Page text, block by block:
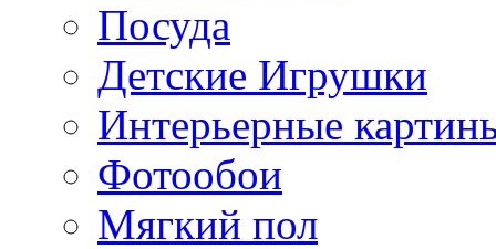
Посуда
Детские Игрушки
Интерьерные
Фотообои
Мягкий пол